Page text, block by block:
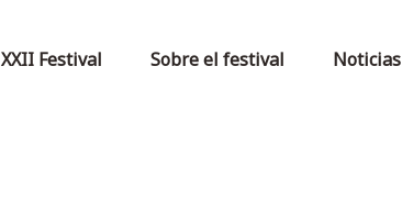
XXII Festival Sobre el festival Noticias